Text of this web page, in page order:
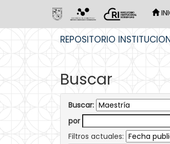
REPOSITORIO
Buscar
Buscar:
por
Filtros actuales: